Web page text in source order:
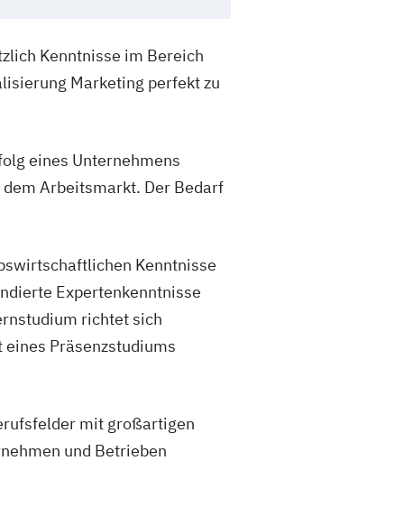
Kenntnisse im Bereich
Marketing perfekt zu
eines Unternehmens
Arbeitsmarkt. Der Bedarf
Kenntnisse
Expertenkenntnisse
richtet sich
Präsenzstudiums
mit großartigen
und Betrieben